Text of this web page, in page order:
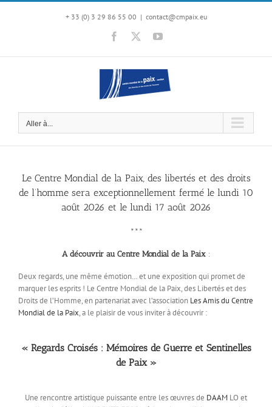
Passer
+ 33 (0) 3 29 86 55 00 | contact@cmpaix.eu
Facebook YouTube
Aller à...
Le Centre Mondial de la Paix, des libertés et des droits
de l’homme sera exceptionnellement fermé le lundi 10
août 2026 et le lundi 17 août 2026
***
A découvrir au Centre Mondial de la Paix :
Deux regards, une même émotion… et une exposition qui promet de
marquer les esprits ! Le Centre Mondial de la Paix, des Libertés et des
Droits de l’Homme, en partenariat avec l’association Les Amis du Centre
Mondial de la Paix, a le plaisir de vous inviter à découvrir :
« Regards Croisés : Mémoires de Guerre et Sentinelles
de Paix »
Une rencontre artistique puissante entre les œuvres de DAAM LO et